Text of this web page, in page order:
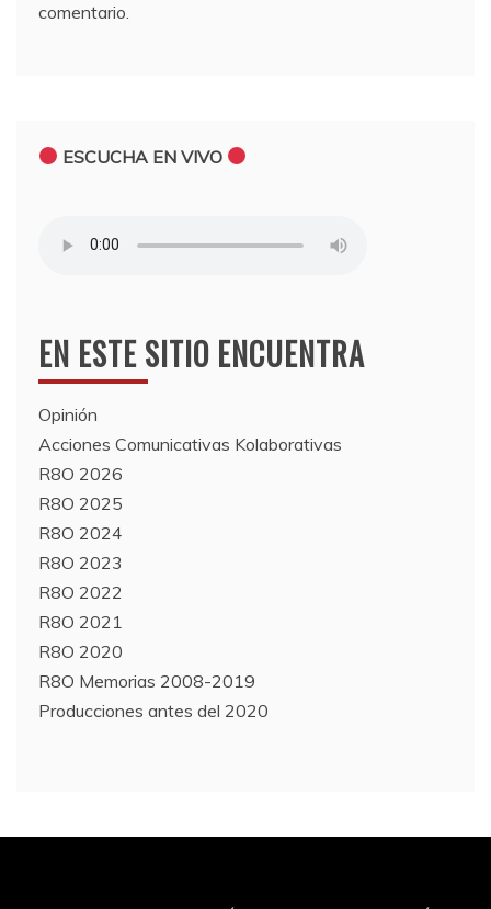
comentario.
ESCUCHA EN VIVO
EN ESTE SITIO ENCUENTRA
Opinión
Acciones Comunicativas Kolaborativas
R8O 2026
R8O 2025
R8O 2024
R8O 2023
R8O 2022
R8O 2021
R8O 2020
R8O Memorias 2008-2019
Producciones antes del 2020